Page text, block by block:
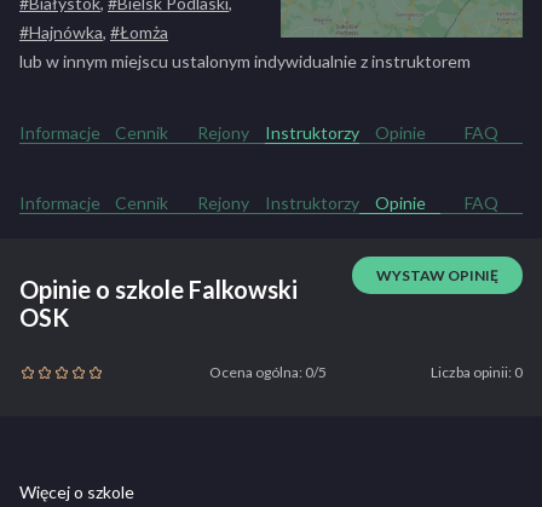
#Hajnówka, #Łomża
lub w innym miejscu ustalonym indywidualnie z instruktorem
Informacje Cennik Rejony Instruktorzy Opinie FAQ
Informacje Cennik Rejony Instruktorzy Opinie FAQ
Opinie o szkole Falkowski
OSK
WYSTAW OPINIĘ
Ocena ogólna: 0/5 Liczba opinii: 0
Więcej o szkole